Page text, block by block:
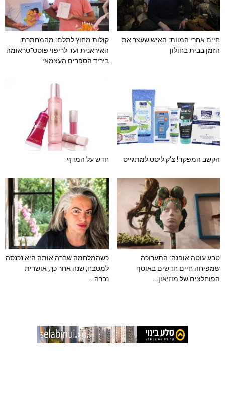
חיים אחרי המוות: האיש שעצר את
הזמן בבית בחולון
קולות מחוץ לתלם: מהמחתרת
האיראנית ועד לריפוי פוסט־טראומה
ביריד הספרים העצמאי
הקשב המפקד! צ'ק ליסט למתגייס חדש על המדף
טבע עוטה אופנה: התערוכה
שמפיחה חיים חדשים באוסף
הפוחלצים של מוזיאון...
כשהמלחמה שברה אותה היא נכנסה
למטבח, שנה אחר כך, אושרית
נברה...